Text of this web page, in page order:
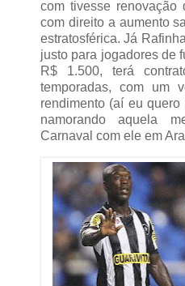
com tivesse renovação
com direito a aumento
estratosférica. Já
justo para jogadores de
R$ 1.500, terá
temporadas, com um
rendimento (aí eu
namorando aquela
Carnaval com ele em